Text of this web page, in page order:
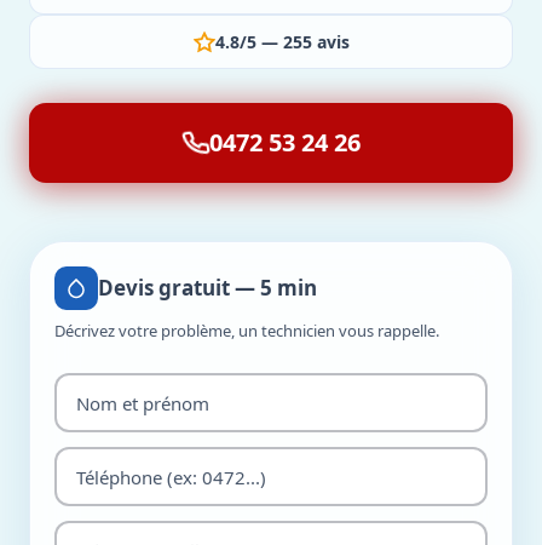
4.8/5 — 255 avis
0472 53 24 26
Devis gratuit — 5 min
Décrivez votre problème, un technicien vous rappelle.